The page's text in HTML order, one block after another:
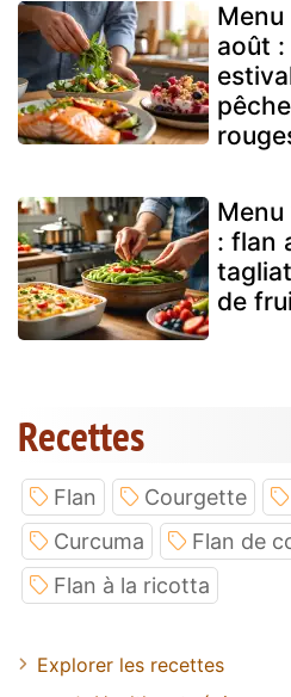
août
: flan
de
Recettes
Flan Courgette
Curcuma
Flan de
Flan à la ricotta
Explorer les recettes